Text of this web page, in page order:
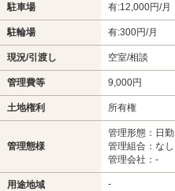
駐車場 有:12,000円/月
駐輪場 有:300円/月
現況/引渡し 空室/相談
管理費等 9,000円
土地権利 所有権
管理態様
管理形態：日勤
管理組合：なし
管理会社：-
用途地域 -